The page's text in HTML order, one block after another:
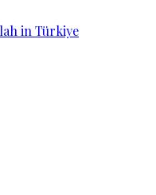
in Türkiye